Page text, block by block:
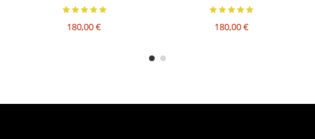
180,00 € 180,00 €